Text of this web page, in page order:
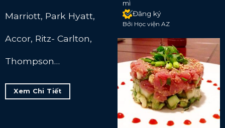
Marriott, Park Hyatt,
Accor, Ritz- Carlton,
Thompson…
Xem Chi Tiết
mì
Đăng ký
Bởi Học viện AZ